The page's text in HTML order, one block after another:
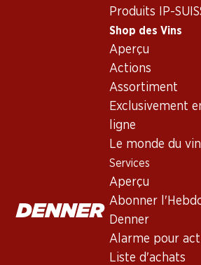
Produits IP-
Shop des Vins
Aperçu
Actions
Assortiment
Exclusivement
ligne
Le monde du vin
Services
Aperçu
Abonner
Denner
Alarme pour
Liste d'achats
Recto Verso
Bio Coccinella
Merlot Marche IGP
les Marches, 2024
Robe grenat intense aux reflets
rouges mûrs et un soupçon de brise